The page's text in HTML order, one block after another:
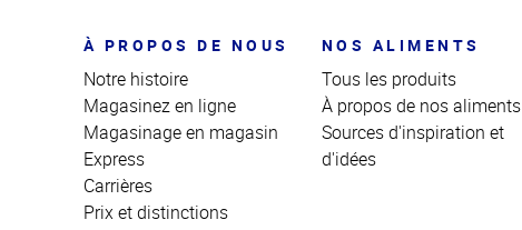
À PROPOS DE NOUS
Notre histoire
Magasinez en ligne
Magasinage en magasin
Express
Carrières
Prix et distinctions
NOS ALIMENTS
Tous les produits
À propos de nos aliments
Sources d'inspiration et
d'idées